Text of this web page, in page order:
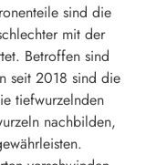
sind die
mit der
Betroffen sind
seit 2018 sind die
tiefwurzelnden
nachbilden,